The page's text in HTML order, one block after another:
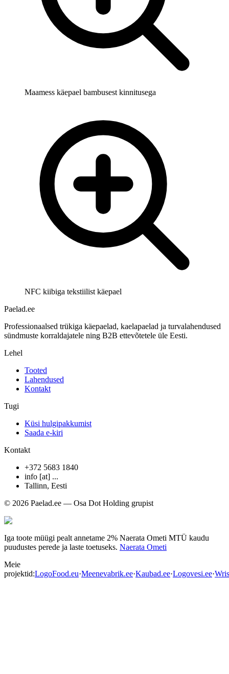
Maamess käepael bambusest kinnitusega
NFC kiibiga tekstiilist käepael
Paelad.ee
Professionaalsed trükiga käepaelad, kaelapaelad ja turvalahendused
sündmuste korraldajatele ning B2B ettevõtetele üle Eesti.
Lehel
Tooted
Lahendused
Kontakt
Tugi
Küsi hulgipakkumist
Saada e-kiri
Kontakt
+372 5683 1840
info [at] ...
Tallinn, Eesti
© 2026 Paelad.ee — Osa Dot Holding grupist
Iga toote müügi pealt annetame 2% Naerata Ometi MTÜ kaudu
puudustes perede ja laste toetuseks. Naerata Ometi
Meie
projektid:LogoFood.eu·Meenevabrik.ee·Kaubad.ee·Logovesi.ee·